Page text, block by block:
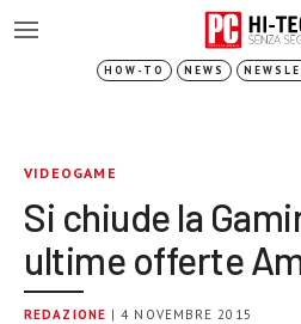
HOW-TO NEWS
VIDEOGAME
Si chiude la
ultime offerte
REDAZIONE | 4 NOVEMBRE 2015